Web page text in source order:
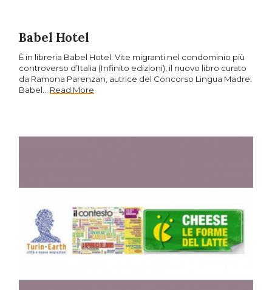
Babel Hotel
È in libreria Babel Hotel. Vite migranti nel condominio più
controverso d’Italia (Infinito edizioni), il nuovo libro curato
da Ramona Parenzan, autrice del Concorso Lingua Madre.
Babel… Read More